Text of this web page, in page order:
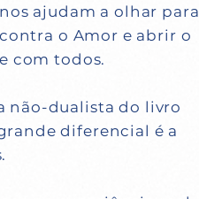
ajudam a olhar para
o Amor e abrir o
com todos.
não-dualista do livro
diferencial é a